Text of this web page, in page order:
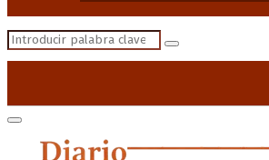
Search
Search
Primary
Menu